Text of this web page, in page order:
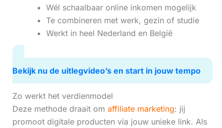
Wél schaalbaar online inkomen mogelijk
Te combineren met werk, gezin of studie
Werkt in heel Nederland en België
Bekijk nu de uitlegvideo’s en start in jouw tempo
Zo werkt het verdienmodel
Deze methode draait om affiliate marketing: jij
promoot digitale producten via jouw unieke link. Als